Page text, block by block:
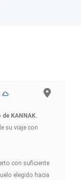
KANNAK.
su viaje con
con suficiente
elegido hacia